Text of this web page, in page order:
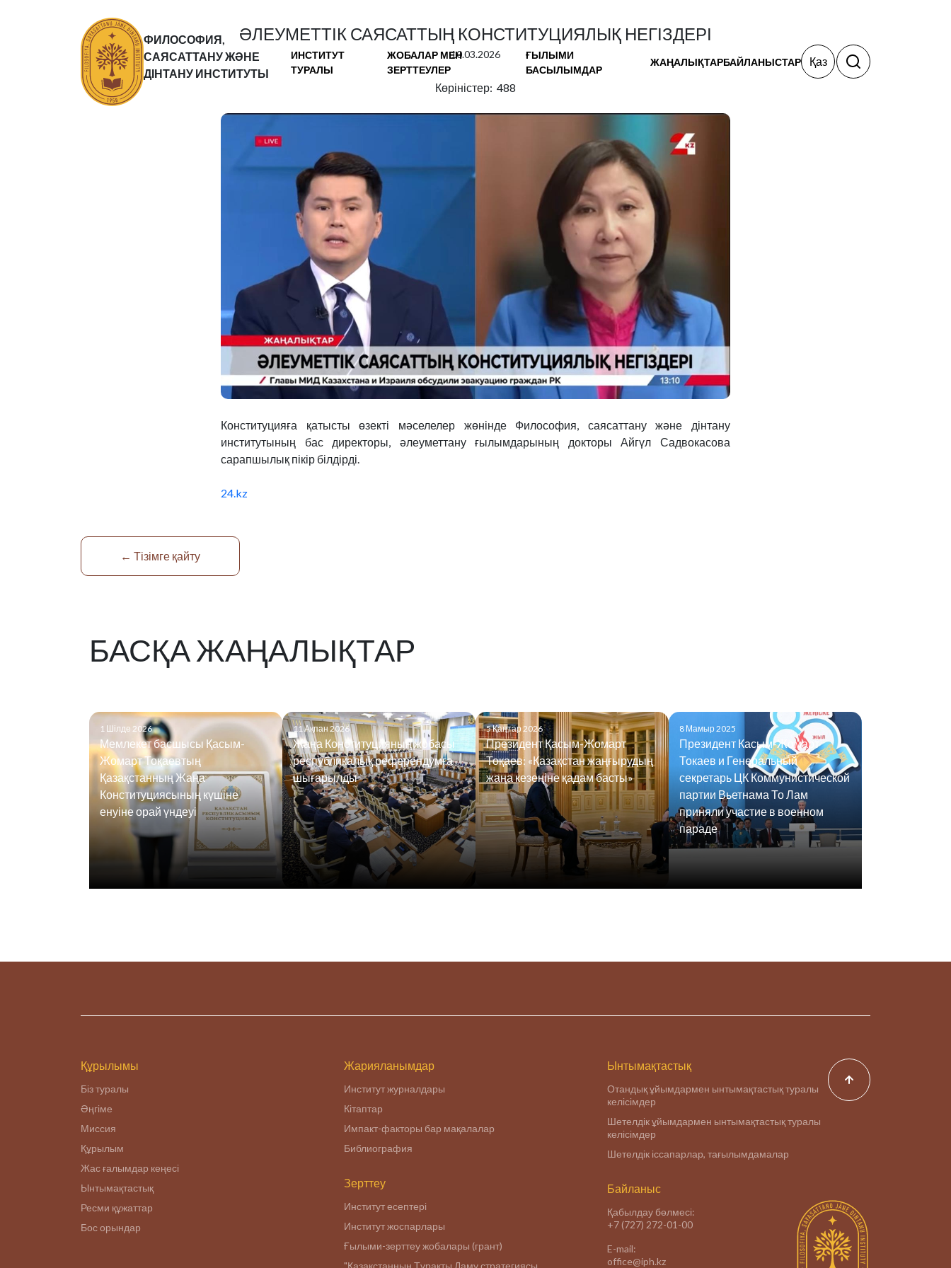
ФИЛОСОФИЯ,
САЯСАТТАНУ ЖӘНЕ
ДІНТАНУ ИНСТИТУТЫ
ИНСТИТУТ
ТУРАЛЫ
ЖОБАЛАР МЕН
ЗЕРТТЕУЛЕР
ҒЫЛЫМИ
БАСЫЛЫМДАР
ЖАҢАЛЫҚТАРБАЙЛАНЫСТАР Қаз
ӘЛЕУМЕТТІК САЯСАТТЫҢ КОНСТИТУЦИЯЛЫҚ НЕГІЗДЕРІ
10.03.2026
Көріністер: 488
Конституцияға қатысты өзекті мәселелер жөнінде Философия, саясаттану және дінтану
институтының бас директоры, әлеуметтану ғылымдарының докторы Айгүл Садвокасова
сарапшылық пікір білдірді.
24.kz
← Тізімге қайту
БАСҚА ЖАҢАЛЫҚТАР
1 Шілде 2026
Мемлекет басшысы Қасым-
Жомарт Тоқаевтың
Қазақстанның Жаңа
Конституциясының күшіне
енуіне орай үндеуі
11 Ақпан 2026
Жаңа Конституцияның жобасы
республикалық референдумға
шығарылды
5 Қаңтар 2026
Президент Қасым-Жомарт
Тоқаев: «Қазақстан жаңғырудың
жаңа кезеңіне қадам басты»
8 Мамыр 2025
Президент Касым-Жомарт
Токаев и Генеральный
секретарь ЦК Коммунистической
партии Вьетнама То Лам
приняли участие в военном
параде
Құрылымы
Біз туралы
Әңгіме
Миссия
Құрылым
Жас ғалымдар кеңесі
Ынтымақтастық
Ресми құжаттар
Бос орындар
Жарияланымдар
Институт журналдары
Кітаптар
Импакт-факторы бар мақалалар
Библиография
Зерттеу
Институт есептері
Институт жоспарлары
Ғылыми-зерттеу жобалары (грант)
Ынтымақтастық
Отандық ұйымдармен ынтымақтастық туралы
келісімдер
Шетелдік ұйымдармен ынтымақтастық туралы
келісімдер
Шетелдік іссапарлар, тағылымдамалар
Байланыс
Қабылдау бөлмесі:
+7 (727) 272-01-00
E-mail:
office@iph.kz